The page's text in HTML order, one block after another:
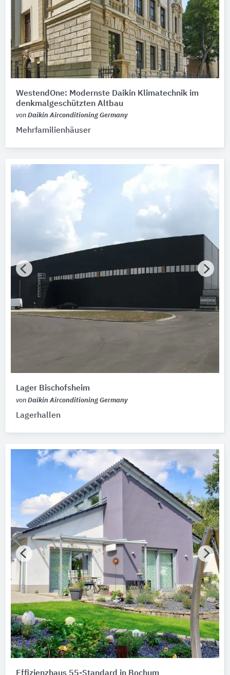
WestendOne: Modernste Daikin Klimatechnik im
denkmalgeschützten Altbau
von Daikin Airconditioning Germany
Mehrfamilienhäuser
Lager Bischofsheim
von Daikin Airconditioning Germany
Lagerhallen
Effizienzhaus 55-Standard in Bochum